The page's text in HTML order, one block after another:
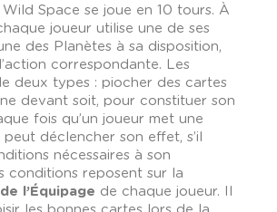
Space se joue en 10 tours. À
joueur utilise une de ses
des Planètes à sa disposition,
correspondante. Les
deux types : piocher des cartes
devant soit, pour constituer son
fois qu’un joueur met une
déclencher son effet, s’il
nécessaires à son
conditions reposent sur la
l’Équipage de chaque joueur. Il